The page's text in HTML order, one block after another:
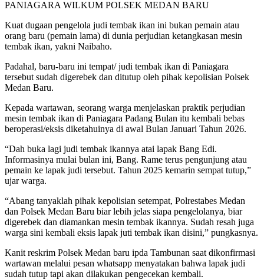
Kuat dugaan pengelola judi tembak ikan ini bukan pemain atau
orang baru (pemain lama) di dunia perjudian ketangkasan mesin
tembak ikan, yakni Naibaho.
Padahal, baru-baru ini tempat/ judi tembak ikan di Paniagara
tersebut sudah digerebek dan ditutup oleh pihak kepolisian Polsek
Medan Baru.
Kepada wartawan, seorang warga menjelaskan praktik perjudian
mesin tembak ikan di Paniagara Padang Bulan itu kembali bebas
beroperasi/eksis diketahuinya di awal Bulan Januari Tahun 2026.
“Dah buka lagi judi tembak ikannya atai lapak Bang Edi.
Informasinya mulai bulan ini, Bang. Rame terus pengunjung atau
pemain ke lapak judi tersebut. Tahun 2025 kemarin sempat tutup,”
ujar warga.
“Abang tanyaklah pihak kepolisian setempat, Polrestabes Medan
dan Polsek Medan Baru biar lebih jelas siapa pengelolanya, biar
digerebek dan diamankan mesin tembak ikannya. Sudah resah juga
warga sini kembali eksis lapak juti tembak ikan disini,” pungkasnya.
Kanit reskrim Polsek Medan baru ipda Tambunan saat dikonfirmasi
wartawan melalui pesan whatsapp menyatakan bahwa lapak judi
sudah tutup tapi akan dilakukan pengecekan kembali.